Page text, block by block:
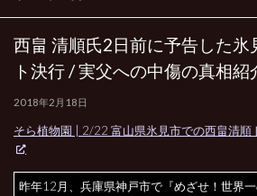
西畠 清順氏2日前に予告した氷
ト決行 / 実父への中傷の真相紹
2018年2月18日
そら植物園 | 2/22 富山県氷見市での西畠清順
昨年12月、兵庫県神戸市で『めざせ！世界